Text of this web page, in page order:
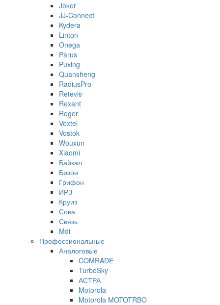
Joker
JJ-Connect
Kydera
Linton
Onega
Parus
Puxing
Quansheng
RadiusPro
Retevis
Rexant
Roger
Voxtel
Vostok
Wouxun
Xiaomi
Байкал
Бизон
Грифон
ИРЗ
Круиз
Сова
Связь
Mdi
Профессиональные
Аналоговые
COMRADE
TurboSky
АСТРА
Motorola
Motorola MOTOTRBO